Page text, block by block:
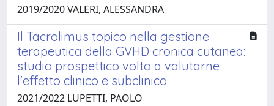
2019/2020 VALERI, ALESSANDRA
Il Tacrolimus topico nella gestione
terapeutica della GVHD cronica cutanea:
studio prospettico volto a valutarne
l'effetto clinico e subclinico
2021/2022 LUPETTI, PAOLO